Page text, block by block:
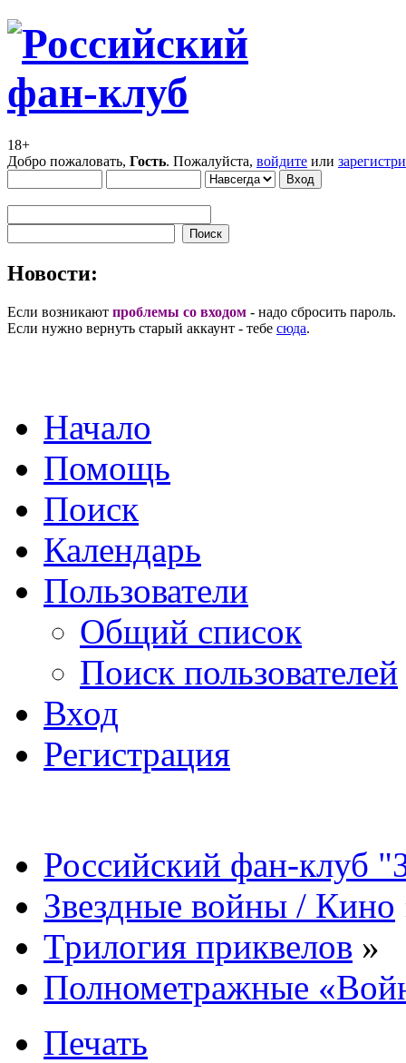
18+
Добро пожаловать, Гость. Пожалуйста, войдите или
Новости:
Если возникают проблемы со входом - надо сбросить пароль.
Если нужно вернуть старый аккаунт - тебе сюда.
Начало
Помощь
Поиск
Календарь
Пользователи
Общий список
Поиск пользователей
Вход
Регистрация
Российский фан-клуб
Звездные войны / Кино
Трилогия приквелов »
Полнометражные
Печать